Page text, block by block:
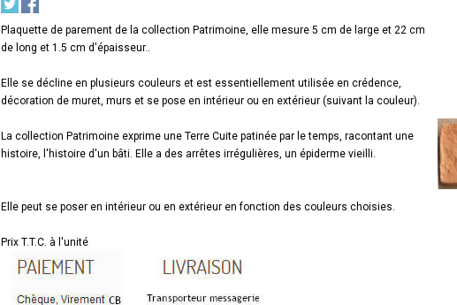
Plaquette de parement de la collection Patrimoine, elle mesure 5 cm de large et 22 cm
de long et 1.5 cm d'épaisseur..
Elle se décline en plusieurs couleurs et est essentiellement utilisée en crédence,
décoration de muret, murs et se pose en intérieur ou en extérieur (suivant la couleur).
La collection Patrimoine exprime une Terre Cuite patinée par le temps, racontant une
histoire, l'histoire d'un bâti. Elle a des arrêtes irrégulières, un épiderme vieilli.
Elle peut se poser en intérieur ou en extérieur en fonction des couleurs choisies.
Prix T.T.C. à l'unité